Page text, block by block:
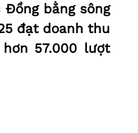
Đồng bằng sông
đạt doanh thu
57.000 lượt